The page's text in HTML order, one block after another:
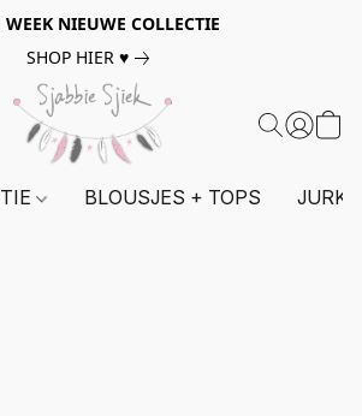
WEEK NIEUWE COLLECTIE
SHOP HIER ♥
BLOUSJES + TOPS